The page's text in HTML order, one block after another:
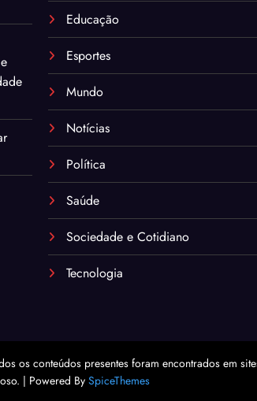
Educação
Esportes
Mundo
Notícias
Política
Saúde
Sociedade e Cotidiano
Tecnologia
os conteúdos presentes foram encontrados em
| Powered BySpiceThemes